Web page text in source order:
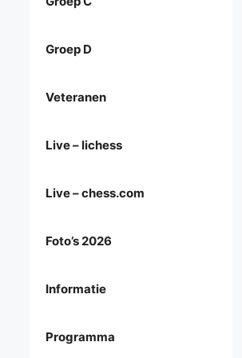
Groep D
Veteranen
Live – lichess
Live – chess.com
Foto’s 2026
Informatie
Programma